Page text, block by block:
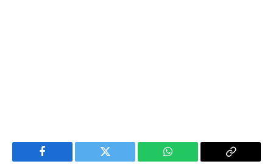
Facebook Twitter WhatsApp
Copy